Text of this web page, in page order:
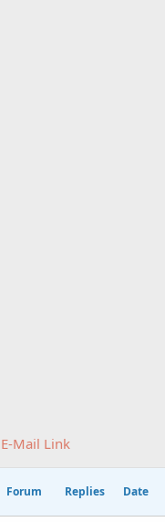
E-Mail Link
Forum Replies Date